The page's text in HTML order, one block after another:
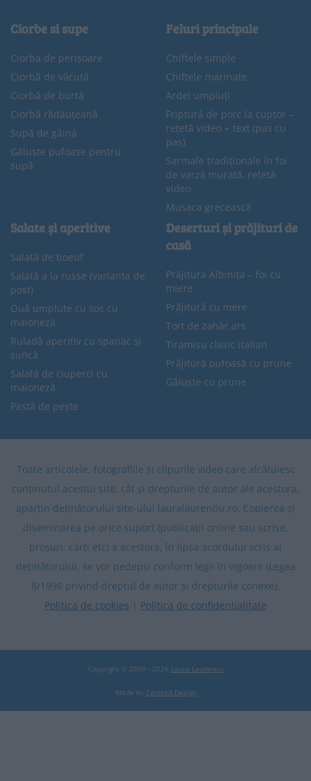
Ciorbe si supe
Ciorba de perișoare
Ciorbă de văcuță
Ciorbă de burtă
Ciorbă rădăuțeană
Supă de găină
Găluște pufoase pentru
supă
Feluri principale
Chiftele simple
Chiftele marinate
Ardei umpluți
Friptură de porc la cuptor –
rețetă video + text (pas cu
pas)
Sarmale tradiționale în foi
de varză murată, rețetă
video
Musaca grecească
Salate și aperitive
Salată de boeuf
Salată a la russe (varianta de
post)
Ouă umplute cu sos cu
maioneză
Ruladă aperitiv cu spanac și
șuncă
Salată de ciuperci cu
maioneză
Pastă de pește
Deserturi și prăjituri de
casă
Prăjitura Albinița – foi cu
miere
Prăjitură cu mere
Tort de zahăr ars
Tiramisu clasic italian
Prăjitură pufoasă cu prune
Găluște cu prune
Toate articolele, fotografiile și clipurile video care alcătuiesc
conținutul acestui site, cât și drepturile de autor ale acestora,
aparțin deținătorului site-ului lauralaurentiu.ro. Copierea și
diseminarea pe orice suport (publicații online sau scrise,
broșuri, cărți etc) a acestora, în lipsa acordului scris al
deținătorului, se vor pedepsi conform legii în vigoare (Legea
8/1996 privind dreptul de autor și drepturile conexe).
Politica de cookies | Politica de confidentialitate
Copyright © 2009 - 2026 Laura Laurențiu
Made by Twisted Design